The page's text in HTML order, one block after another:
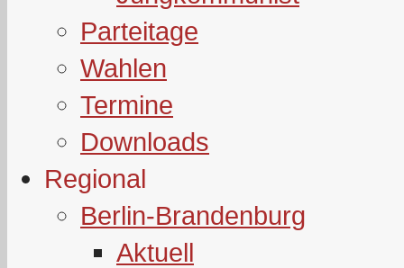
Parteitage
Wahlen
Termine
Downloads
Regional
Berlin-Brandenburg
Aktuell